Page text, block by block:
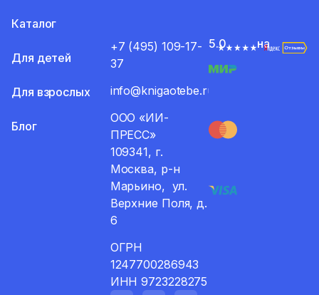
+7 (495) 109-17-
37
info@knigaotebe.ru
ООО «ИИ-
ПРЕСС»
109341, г.
Москва, р-н
Марьино, ул.
Верхние Поля, д.
6
ОГРН
1247700286943
ИНН 9723228275
Каталог
Для детей
Для взрослых
Блог
5.0 на